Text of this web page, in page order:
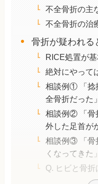
不全骨折の主
不全骨折の治
骨折が疑われる
RICE処置が
絶対にやって
相談例① 「捻
全骨折だった
相談例② 「骨
外した足首が
相談例③ 「骨
くなってきた
Q. ヒビと骨折